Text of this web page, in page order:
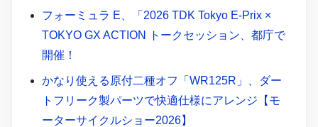
フォーミュラ E、「2026 TDK Tokyo E-Prix ×
TOKYO GX ACTION トークセッション、都庁で
開催！
かなり使える原付二種オフ「WR125R」、ダー
トフリーク製パーツで快適仕様にアレンジ【モ
ーターサイクルショー2026】